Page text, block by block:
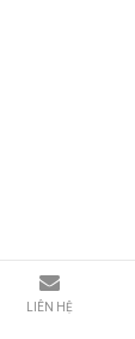
LIÊN HỆ